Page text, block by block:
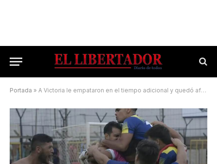
Portada » A Victoria le empataron en el tiempo adicional y quedó afuera por penales